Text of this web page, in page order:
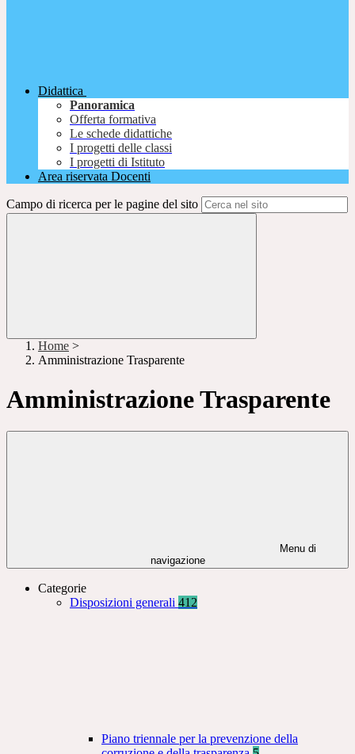
Didattica
Panoramica
Offerta formativa
Le schede didattiche
I progetti delle classi
I progetti di Istituto
Area riservata Docenti
Campo di ricerca per le pagine del sito
Home >
Amministrazione Trasparente
Amministrazione Trasparente
Menu di
navigazione
Categorie
Disposizioni generali 412
Piano triennale per la prevenzione della